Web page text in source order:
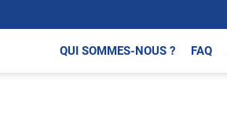
QUI SOMMES-NOUS ? FAQ